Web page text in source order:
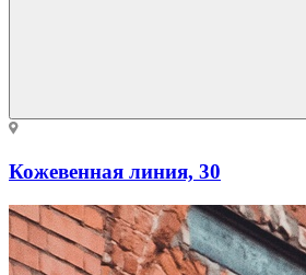
Кожевенная линия, 30